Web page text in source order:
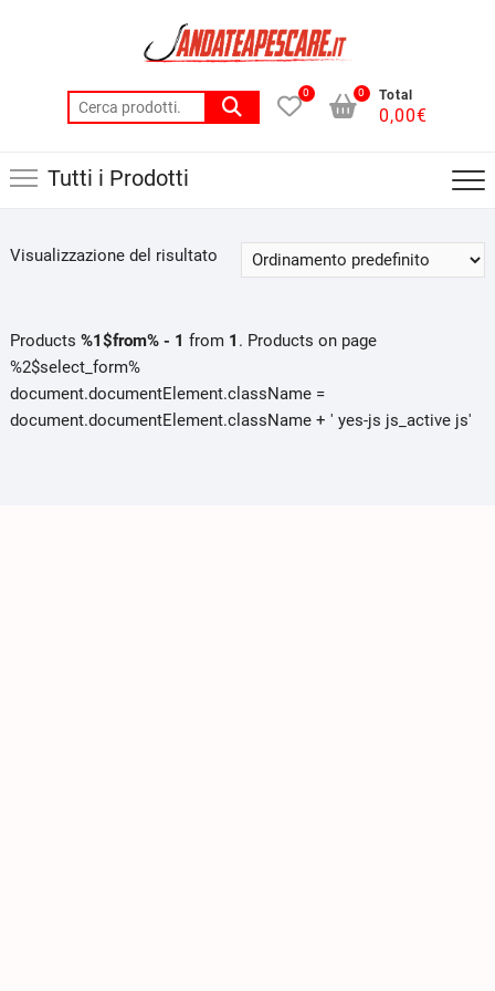
Cerca:
0 Total
0,00€
0
Tutti i Prodotti
Visualizzazione del risultato
Products %1$from% - 1 from 1 . Products on page
%2$select_form%
document.documentElement.className =
document.documentElement.className + ' yes-js js_active js'